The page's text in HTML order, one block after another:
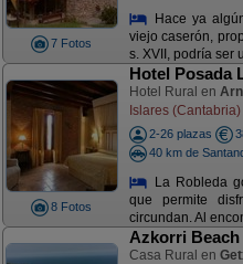
7 Fotos
Hace ya
viejo caserón,
s. XVII, podría ser
8 Fotos
Hotel Posada
Hotel Rural en
Islares (Cantabria)
2-26 plazas
40 km de
La Robleda
que permite
circundan. Al
Azkorri Beach
Casa Rural en